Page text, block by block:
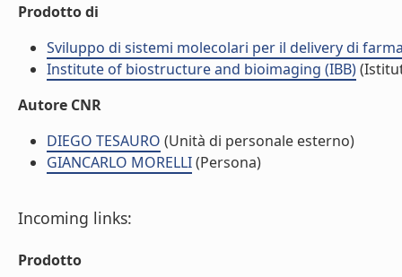
Prodotto di
Sviluppo di sistemi molecolari per il delivery di
Institute of biostructure and bioimaging (IBB)
Autore CNR
DIEGO TESAURO (Unità di personale esterno)
GIANCARLO MORELLI(Persona)
Incoming links:
Prodotto